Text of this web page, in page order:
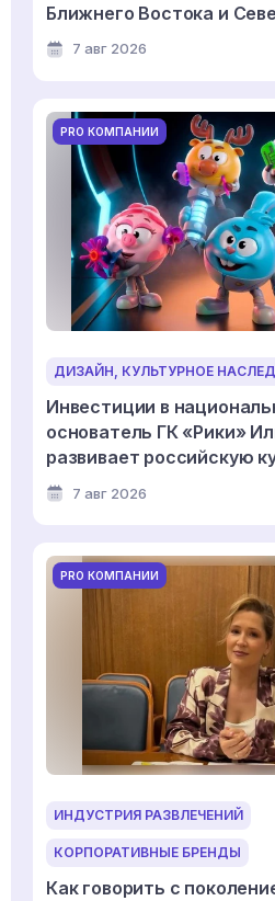
Ближнего Востока и
7 авг 2026
PRO КОМПАНИИ
ДИЗАЙН, КУЛЬТУРНОЕ
Инвестиции в
основатель ГК «Рики»
развивает российскую
дизайнерской игрушки
7 авг 2026
PRO КОМПАНИИ
ИНДУСТРИЯ РАЗВЛЕЧЕНИЙ
КОРПОРАТИВНЫЕ БРЕНДЫ
Как говорить с